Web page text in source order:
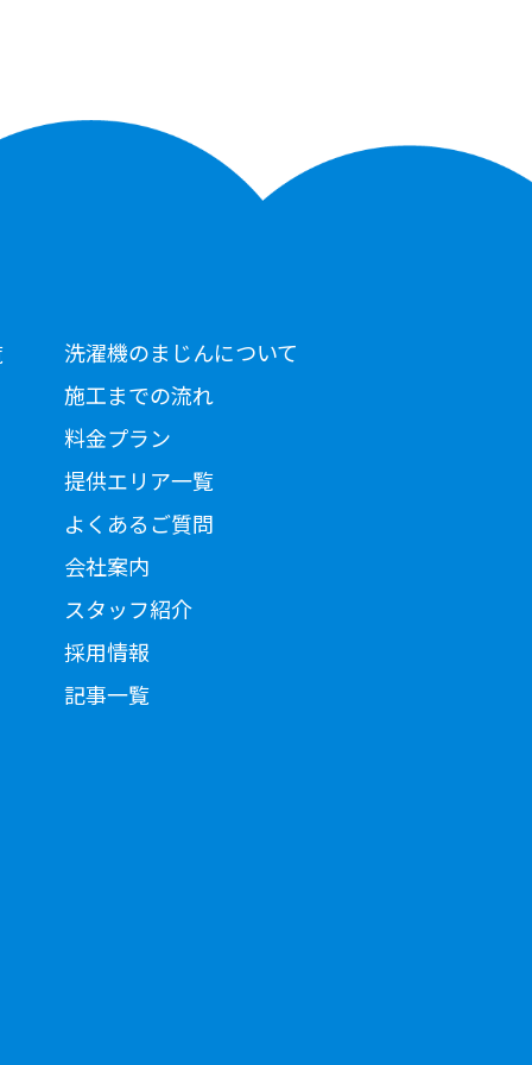
洗濯機のまじんについて
施工までの流れ
料金プラン
提供エリア一覧
よくあるご質問
会社案内
スタッフ紹介
採用情報
記事一覧